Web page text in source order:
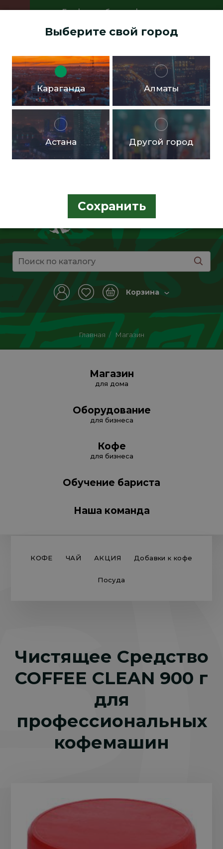
График работы офисов:
13:00 до 14:00 Суббота, воскресенье -
Доставка бесплатная в черте города от 10.000тг!
Корзина
Главная / Магазин
Магазин
для дома
Оборудование
для бизнеса
Кофе
для бизнеса
Обучение бариста
Наша команда
КОФЕ ЧАЙ АКЦИЯ Добавки к кофе
Посуда
Чистящее Средство
COFFEE CLEAN 900 г
для
профессиональных
кофемашин
Выберите свой город
Караганда Алматы
Астана Другой город
Сохранить